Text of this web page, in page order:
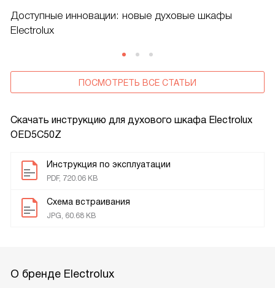
Скачать инструкцию для духового шкафа Electrolux
OED5C50Z
Инструкция по эксплуатации
PDF, 720.06 KB
Схема встраивания
JPG, 60.68 KB
Доступные инновации: новые духовые шкафы
Electrolux
ПОСМОТРЕТЬ ВСЕ СТАТЬИ
О бренде Electrolux